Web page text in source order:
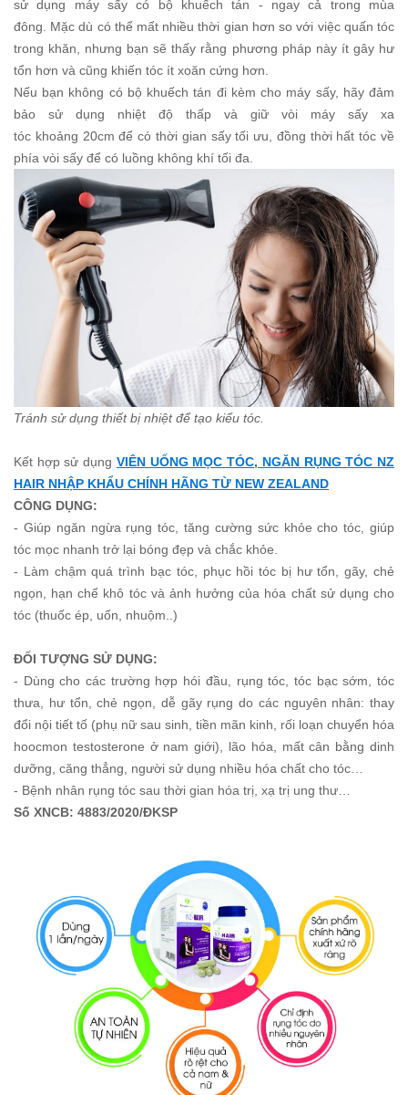
sử dụng máy sấy có bộ khuếch tán - ngay cả trong mùa
đông. Mặc dù có thể mất nhiều thời gian hơn so với việc quấn tóc
trong khăn, nhưng bạn sẽ thấy rằng phương pháp này ít gây hư
tổn hơn và cũng khiến tóc ít xoăn cứng hơn.
Nếu bạn không có bộ khuếch tán đi kèm cho máy sấy, hãy đảm
bảo sử dụng nhiệt độ thấp và giữ vòi máy sấy xa
tóc khoảng 20cm để có thời gian sấy tối ưu, đồng thời hất tóc về
phía vòi sấy để có luồng không khí tối đa.
Tránh sử dụng thiết bị nhiệt để tạo kiểu tóc.
Kết hợp sử dụng VIÊN UỐNG MỌC TÓC, NGĂN RỤNG TÓC NZ
HAIR NHẬP KHẨU CHÍNH HÃNG TỪ NEW ZEALAND
CÔNG DỤNG:
- Giúp ngăn ngừa rụng tóc, tăng cường sức khỏe cho tóc, giúp
tóc mọc nhanh trở lại bóng đẹp và chắc khỏe.
- Làm chậm quá trình bạc tóc, phục hồi tóc bị hư tổn, gãy, chẻ
ngọn, hạn chế khô tóc và ảnh hưởng của hóa chất sử dụng cho
tóc (thuốc ép, uốn, nhuộm..)
ĐỐI TƯỢNG SỬ DỤNG:
- Dùng cho các trường hợp hói đầu, rụng tóc, tóc bạc sớm, tóc
thưa, hư tổn, chẻ ngọn, dễ gãy rụng do các nguyên nhân: thay
đổi nội tiết tố (phụ nữ sau sinh, tiền mãn kinh, rối loạn chuyển hóa
hoocmon testosterone ở nam giới), lão hóa, mất cân bằng dinh
dưỡng, căng thẳng, người sử dụng nhiều hóa chất cho tóc…
- Bệnh nhân rụng tóc sau thời gian hóa trị, xạ trị ung thư…
Số XNCB: 4883/2020/ĐKSP